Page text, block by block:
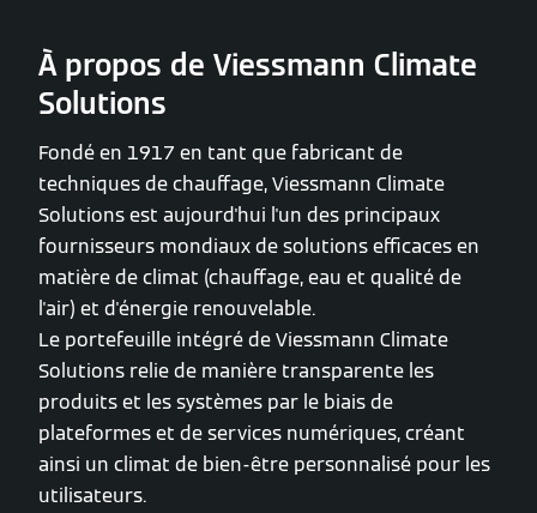
À propos de Viessmann Climate
Solutions
Fondé en 1917 en tant que fabricant de
techniques de chauffage, Viessmann Climate
Solutions est aujourd'hui l'un des principaux
fournisseurs mondiaux de solutions efficaces en
matière de climat (chauffage, eau et qualité de
l'air) et d'énergie renouvelable.
Le portefeuille intégré de Viessmann Climate
Solutions relie de manière transparente les
produits et les systèmes par le biais de
plateformes et de services numériques, créant
ainsi un climat de bien-être personnalisé pour les
utilisateurs.